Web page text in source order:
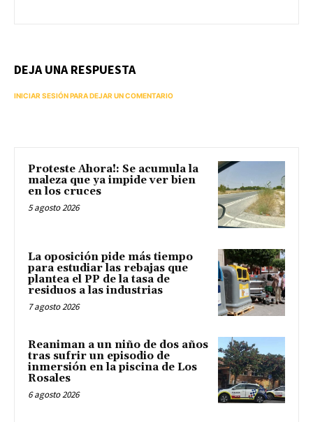
DEJA UNA RESPUESTA
INICIAR SESIÓN PARA DEJAR UN COMENTARIO
Proteste Ahora!: Se acumula la
maleza que ya impide ver bien
en los cruces
5 agosto 2026
La oposición pide más tiempo
para estudiar las rebajas que
plantea el PP de la tasa de
residuos a las industrias
7 agosto 2026
Reaniman a un niño de dos años
tras sufrir un episodio de
inmersión en la piscina de Los
Rosales
6 agosto 2026